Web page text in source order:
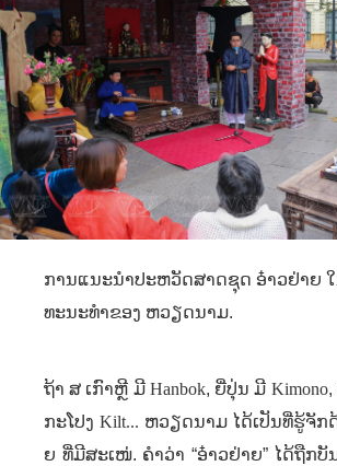
ການແນະນໍາປະຫວັດສາດຊຸດ ອ໋າວຢ່າຍ
ທະນະທໍາຂອງ ຫວຽດນາມ.
ຖ້າ ສ ເກົາຫຼີ ມີ Hanbok, ຍີ່ປຸ່ນ ມີ Kimono,
ກະໂປງ Kilt... ຫວຽດນາມ ໄດ້ເປັນທີ່ຮູ້ຈັກ
ຍ ທີ່ມີສະເໜ່. ຄຳວ່າ “ອ໋າວຢ່າຍ” ໄດ້ຖືກບັ